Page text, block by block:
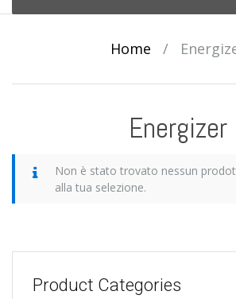
content
Home /
Energizer
Non è stato trovato nessun
alla tua selezione.
Product Categories